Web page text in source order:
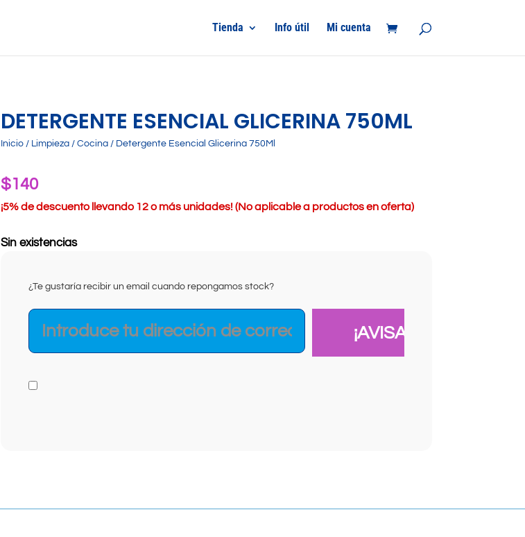
Tienda Info útil Mi cuenta
DETERGENTE ESENCIAL GLICERINA 750ML
Inicio / Limpieza /Cocina / Detergente Esencial Glicerina 750Ml
$140
¡5% de descuento llevando 12 o más unidades! (No aplicable a productos en oferta)
Sin existencias
¿Te gustaría recibir un email cuando repongamos stock?